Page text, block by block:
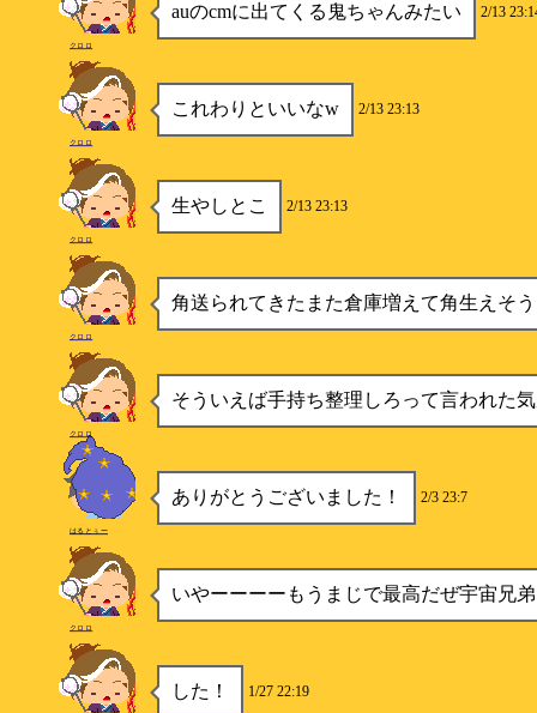
auのcmに出てくる鬼ちゃんみたい 2/13
クロロ
これわりといいなw 2/13 23:13
クロロ
生やしとこ 2/13 23:13
クロロ
角送られてきたまた倉庫増えて角生えそう
クロロ
そういえば手持ち整理しろって言われた
クロロ
ありがとうございました！ 2/3 23:7
はるとぅー
いやーーーーもうまじで最高だぜ宇宙兄弟
クロロ
した！ 1/27 22:19